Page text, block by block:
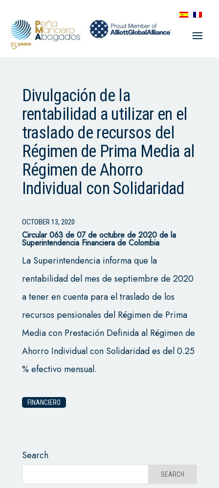
Divulgación de la
rentabilidad a utilizar en el
traslado de recursos del
Régimen de Prima Media al
Régimen de Ahorro
Individual con Solidaridad
OCTOBER 13, 2020
Circular 063 de 07 de octubre de 2020 de la
Superintendencia Financiera de Colombia
La Superintendencia informa que la
rentabilidad del mes de septiembre de 2020
a tener en cuenta para el traslado de los
recursos pensionales del Régimen de Prima
Media con Prestación Definida al Régimen de
Ahorro Individual con Solidaridad es del 0.25
% efectivo mensual.
FINANCIERO
Search